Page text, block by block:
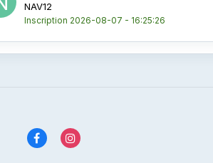
NAV12
Inscription 2026-08-07 - 16:25:26